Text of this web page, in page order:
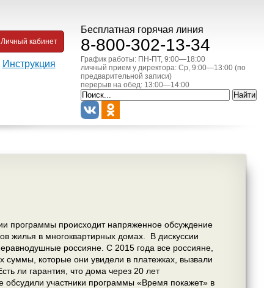
Бесплатная горячая линия
8-800-302-13-34
График работы: ПН-ПТ, 9:00—18:00
личный прием у директора: Ср, 9:00—13:00 (по
предварительной записи)
перерыв на обед: 13:00—14:00
Личный кабинет
Инструкция
программы происходит напряженное обсуждение
жилья в многоквартирных домах. В дискуссии
россияне. С 2015 года все россияне,
суммы, которые они увидели в платежках, вызвали
ли гарантия, что дома через 20 лет
обсудили участники программы «Время покажет» в